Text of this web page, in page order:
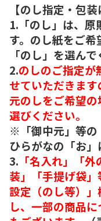
【のし指定・包装
1.「のし」は、原
す。のし紙をご
「のし」を選んで
2.のしのご指定が
せていただきま
元のしをご希望
選びください。
※「御中元」等の
ひらがなの「お」
3. 「名入れ」「
装」「手提げ袋
設定（のし等）
し、一部の商品